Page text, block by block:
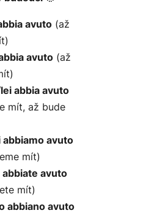
avuto (až
avuto (až
abbia avuto
mít, až bude
abbiamo avuto
mít)
abbiate avuto
mít)
abbiano avuto